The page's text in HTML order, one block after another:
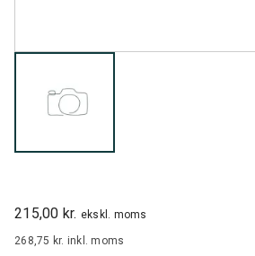
215,00 kr. ekskl. moms
268,75 kr. inkl. moms